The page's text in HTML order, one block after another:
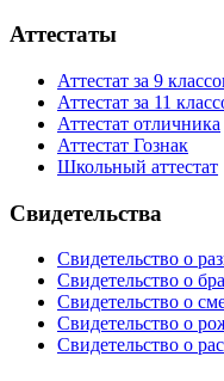
Аттестаты
Аттестат за 9
Аттестат за 11
Аттестат отличника
Аттестат Гознак
Школьный аттестат
Свидетельства
Свидетельство о
Свидетельство о
Свидетельство о
Свидетельство о
Свидетельство о